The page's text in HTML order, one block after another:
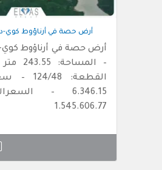
أرض حصة في أرناؤوط كوي-
أرض حصة في أرناؤوط
–
القطعة:
6.346.15 –
1.545.606.77